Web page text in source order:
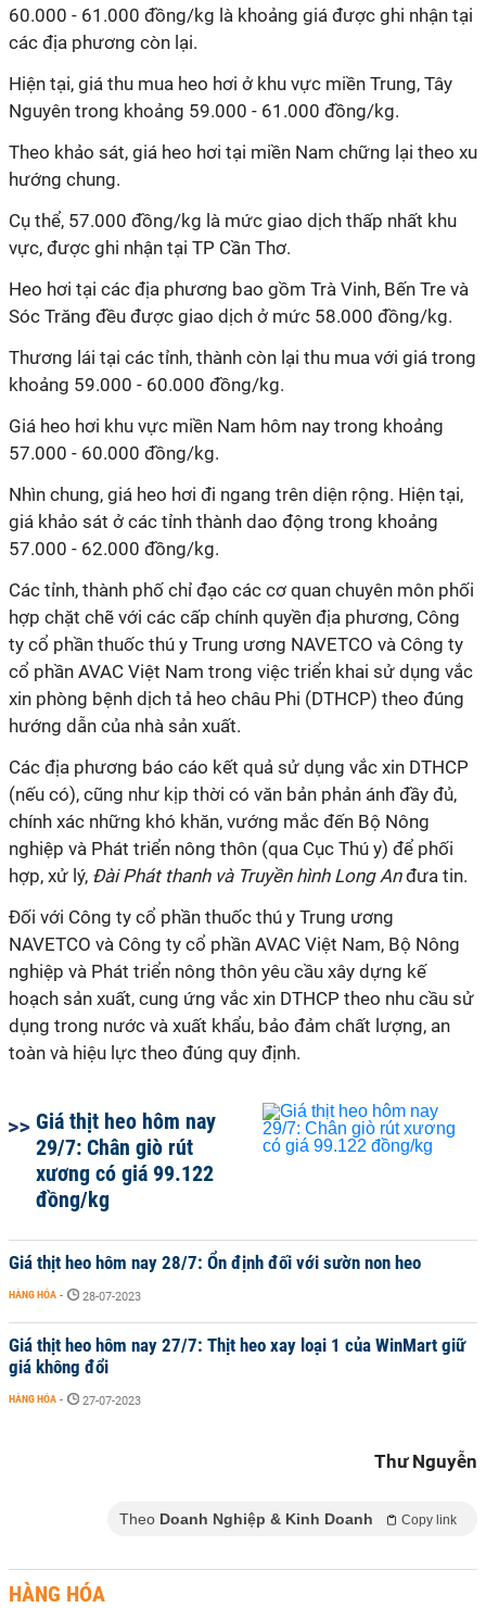
60.000 - 61.000 đồng/kg là khoảng giá được ghi nhận tại
các địa phương còn lại.
Hiện tại, giá thu mua heo hơi ở khu vực miền Trung, Tây
Nguyên trong khoảng 59.000 - 61.000 đồng/kg.
Theo khảo sát, giá heo hơi tại miền Nam chững lại theo xu
hướng chung.
Cụ thể, 57.000 đồng/kg là mức giao dịch thấp nhất khu
vực, được ghi nhận tại TP Cần Thơ.
Heo hơi tại các địa phương bao gồm Trà Vinh, Bến Tre và
Sóc Trăng đều được giao dịch ở mức 58.000 đồng/kg.
Thương lái tại các tỉnh, thành còn lại thu mua với giá trong
khoảng 59.000 - 60.000 đồng/kg.
Giá heo hơi khu vực miền Nam hôm nay trong khoảng
57.000 - 60.000 đồng/kg.
Nhìn chung, giá heo hơi đi ngang trên diện rộng. Hiện tại,
giá khảo sát ở các tỉnh thành dao động trong khoảng
57.000 - 62.000 đồng/kg.
Các tỉnh, thành phố chỉ đạo các cơ quan chuyên môn phối
hợp chặt chẽ với các cấp chính quyền địa phương, Công
ty cổ phần thuốc thú y Trung ương NAVETCO và Công ty
cổ phần AVAC Việt Nam trong việc triển khai sử dụng vắc
xin phòng bệnh dịch tả heo châu Phi (DTHCP) theo đúng
hướng dẫn của nhà sản xuất.
Các địa phương báo cáo kết quả sử dụng vắc xin DTHCP
(nếu có), cũng như kịp thời có văn bản phản ánh đầy đủ,
chính xác những khó khăn, vướng mắc đến Bộ Nông
nghiệp và Phát triển nông thôn (qua Cục Thú y) để phối
hợp, xử lý, Đài Phát thanh và Truyền hình Long Anđưa tin.
Đối với Công ty cổ phần thuốc thú y Trung ương
NAVETCO và Công ty cổ phần AVAC Việt Nam, Bộ Nông
nghiệp và Phát triển nông thôn yêu cầu xây dựng kế
hoạch sản xuất, cung ứng vắc xin DTHCP theo nhu cầu sử
dụng trong nước và xuất khẩu, bảo đảm chất lượng, an
toàn và hiệu lực theo đúng quy định.
Giá thịt heo hôm nay
29/7: Chân giò rút
xương có giá 99.122
đồng/kg
Giá thịt heo hôm nay 28/7: Ổn định đối với sườn non heo
HÀNG HÓA - 28-07-2023
Giá thịt heo hôm nay 27/7: Thịt heo xay loại 1 của WinMart giữ
giá không đổi
HÀNG HÓA - 27-07-2023
Thư Nguyễn
Theo Doanh Nghiệp & Kinh Doanh Copy link
HÀNG HÓA